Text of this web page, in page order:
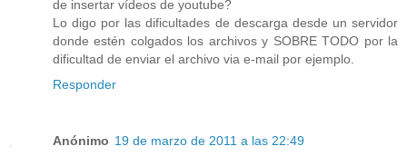
de insertar vídeos de youtube?
Lo digo por las dificultades de descarga desde un servidor
donde estén colgados los archivos y SOBRE TODO por la
dificultad de enviar el archivo via e-mail por ejemplo.
Responder
Anónimo 19 de marzo de 2011 a las 22:49